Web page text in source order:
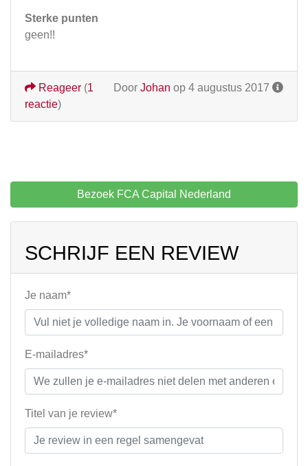
Sterke punten
geen!!
Door Johan op 4 augustus 2017
Reageer (1
reactie)
Bezoek FCA Capital Nederland
SCHRIJF EEN REVIEW
Je naam*
E-mailadres*
Titel van je review*